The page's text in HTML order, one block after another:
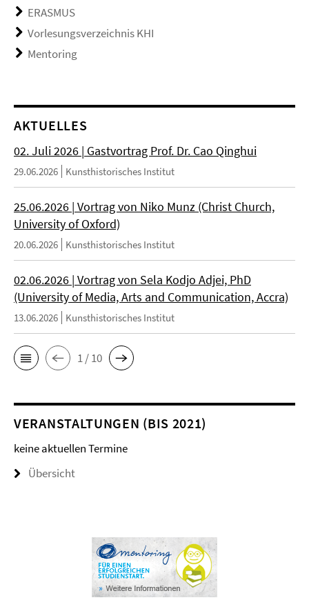
ERASMUS
Vorlesungsverzeichnis KHI
Mentoring
AKTUELLES
02. Juli 2026 | Gastvortrag Prof. Dr. Cao Qinghui
29.06.2026 Kunsthistorisches Institut
25.06.2026 | Vortrag von Niko Munz (Christ Church,
University of Oxford)
20.06.2026 Kunsthistorisches Institut
02.06.2026 | Vortrag von Sela Kodjo Adjei, PhD
(University of Media, Arts and Communication, Accra)
13.06.2026 Kunsthistorisches Institut
1 / 10
VERANSTALTUNGEN (BIS 2021)
keine aktuellen Termine
Übersicht